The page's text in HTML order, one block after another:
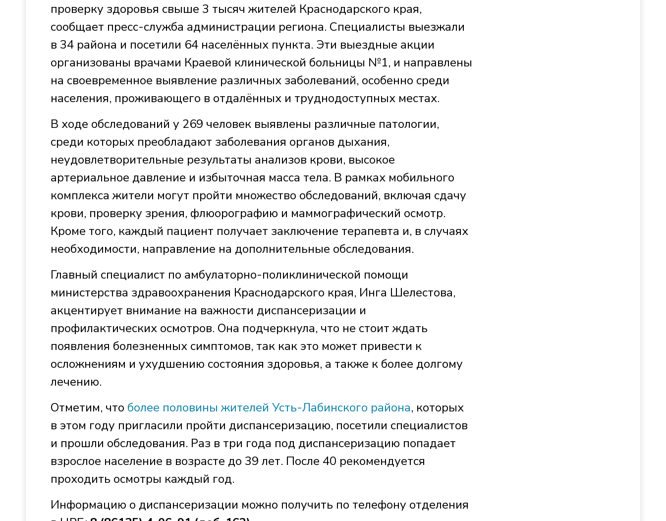
проверку здоровья свыше 3 тысяч жителей Краснодарского края,
сообщает пресс-служба администрации региона. Специалисты выезжали
в 34 района и посетили 64 населённых пункта. Эти выездные акции
организованы врачами Краевой клинической больницы №1, и направлены
на своевременное выявление различных заболеваний, особенно среди
населения, проживающего в отдалённых и труднодоступных местах.
В ходе обследований у 269 человек выявлены различные патологии,
среди которых преобладают заболевания органов дыхания,
неудовлетворительные результаты анализов крови, высокое
артериальное давление и избыточная масса тела. В рамках мобильного
комплекса жители могут пройти множество обследований, включая сдачу
крови, проверку зрения, флюорографию и маммографический осмотр.
Кроме того, каждый пациент получает заключение терапевта и, в случаях
необходимости, направление на дополнительные обследования.
Главный специалист по амбулаторно-поликлинической помощи
министерства здравоохранения Краснодарского края, Инга Шелестова,
акцентирует внимание на важности диспансеризации и
профилактических осмотров. Она подчеркнула, что не стоит ждать
появления болезненных симптомов, так как это может привести к
осложнениям и ухудшению состояния здоровья, а также к более долгому
лечению.
Отметим, что более половины жителей Усть-Лабинского района, которых
в этом году пригласили пройти диспансеризацию, посетили специалистов
и прошли обследования. Раз в три года под диспансеризацию попадает
взрослое население в возрасте до 39 лет. После 40 рекомендуется
проходить осмотры каждый год.
Информацию о диспансеризации можно получить по телефону отделения